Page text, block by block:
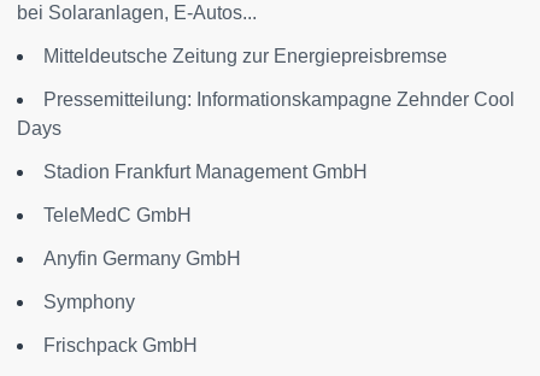
bei Solaranlagen, E-Autos...
Mitteldeutsche Zeitung zur Energiepreisbremse
Pressemitteilung: Informationskampagne Zehnder Cool
Days
Stadion Frankfurt Management GmbH
TeleMedC GmbH
Anyfin Germany GmbH
Symphony
Frischpack GmbH